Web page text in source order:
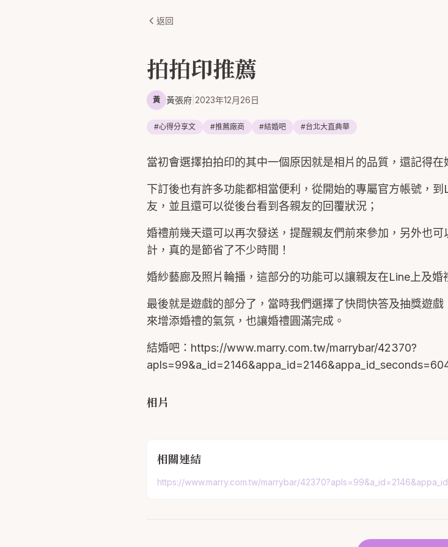
返回
拍拍印推薦
黃 黃張府 2023年12月26日
#心得分享文 #推薦廠商 #結婚吧 #台北大直典華
當初會選擇拍拍印的其中一個原因就是相片的品質，還記得
下訂後也有許多功能都相當便利，從開始的專屬官方帳號，
友，並且還可以從後台看到各親友的回覆狀況；
婚禮前幾天還可以再次發送，提醒親友們前來參加，另外也
計，真的是節省了不少時間！
婚紗藝廊及照片輪播，這部分的功能可以讓親友在Line上及
最後就是遊戲的部分了，當時我們選擇了快問快答及抽獎遊
來增添婚禮的氣氛，也讓婚禮圓滿完成。
結婚吧：https://www.marry.com.tw/marrybar/42370?
相片
相關連結
https://www.marry.com.tw/marrybar/